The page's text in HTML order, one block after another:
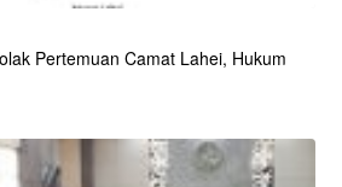
Pertemuan Camat Lahei, Hukum